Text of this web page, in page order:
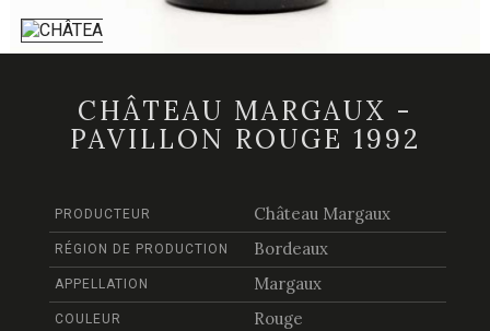
CHÂTEAU MARGAUX -
PAVILLON ROUGE 1992
PRODUCTEUR Château Margaux
RÉGION DE PRODUCTION Bordeaux
APPELLATION Margaux
COULEUR Rouge